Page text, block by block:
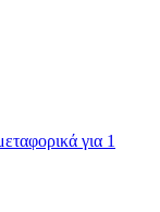
για 1